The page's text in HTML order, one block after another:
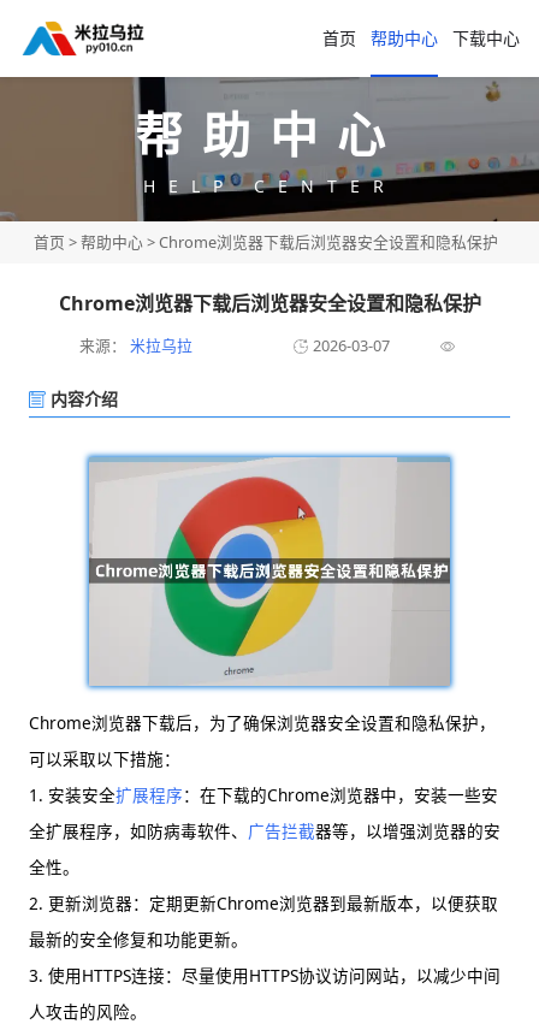
首页 帮助中心 下载中心
帮助中心
HELP CENTER
首页 >帮助中心> Chrome浏览器下载后浏览器安全设置和隐私保护
Chrome浏览器下载后浏览器安全设置和隐私保护
来源： 米拉乌拉 2026-03-07
内容介绍
Chrome浏览器下载后，为了确保浏览器安全设置和隐私保护，
可以采取以下措施：
1. 安装安全扩展程序：在下载的Chrome浏览器中，安装一些安
全扩展程序，如防病毒软件、 广告拦截器等，以增强浏览器的安
全性。
2. 更新浏览器：定期更新Chrome浏览器到最新版本，以便获取
最新的安全修复和功能更新。
3. 使用HTTPS连接：尽量使用HTTPS协议访问网站，以减少中间
人攻击的风险。